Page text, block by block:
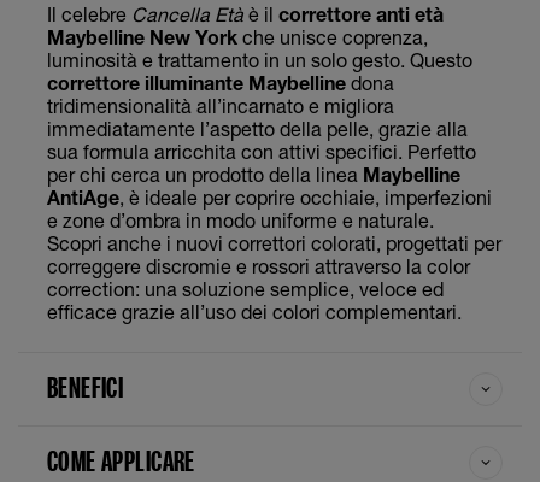
Il celebre Cancella Età è il correttore anti età
Maybelline New York che unisce coprenza,
luminosità e trattamento in un solo gesto. Questo
correttore illuminante Maybelline dona
tridimensionalità all’incarnato e migliora
immediatamente l’aspetto della pelle, grazie alla
sua formula arricchita con attivi specifici. Perfetto
per chi cerca un prodotto della linea Maybelline
AntiAge , è ideale per coprire occhiaie, imperfezioni
e zone d’ombra in modo uniforme e naturale.
Scopri anche i nuovi correttori colorati, progettati per
correggere discromie e rossori attraverso la color
correction: una soluzione semplice, veloce ed
efficace grazie all’uso dei colori complementari.
BENEFICI
COME APPLICARE